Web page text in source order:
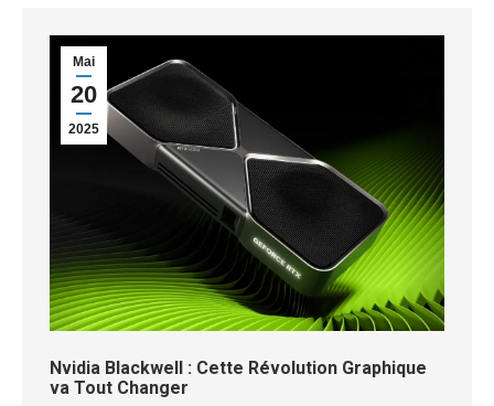
Mai
20
2025
Nvidia Blackwell : Cette Révolution Graphique
va Tout Changer